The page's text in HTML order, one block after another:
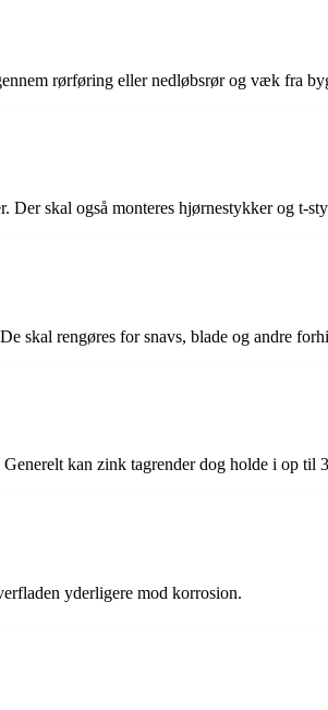
rørføring eller nedløbsrør og væk fra
skal også monteres hjørnestykker og t-
rengøres for snavs, blade og andre
kan zink tagrender dog holde i op til
yderligere mod korrosion.